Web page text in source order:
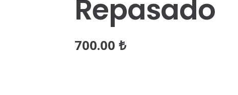
Repasado
700.00 ₺